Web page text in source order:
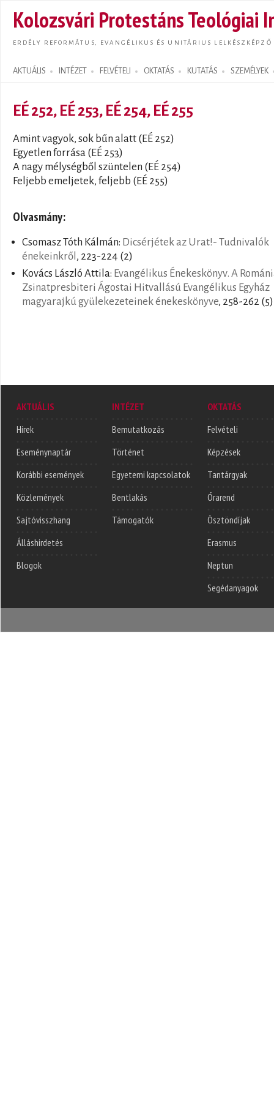
Kolozsvári Protestáns Teológiai
ERDÉLY REFORMÁTUS, EVANGÉLIKUS ÉS UNITÁRIUS LELKÉSZKÉPZŐ
AKTUÁLIS INTÉZET FELVÉTELI OKTATÁS KUTATÁS SZEMÉLYEK
Search form
EÉ 252, EÉ 253, EÉ 254, EÉ 255
Amint vagyok, sok bűn alatt (EÉ 252)
Egyetlen forrása (EÉ 253)
A nagy mélységből szüntelen (EÉ 254)
Feljebb emeljetek, feljebb (EÉ 255)
Olvasmány:
Csomasz Tóth Kálmán: Dicsérjétek az Urat!- Tudnivalók
énekeinkről , 223-224 (2)
Kovács László Attila: Evangélikus Énekeskönyv. A
Zsinatpresbiteri Ágostai Hitvallású Evangélikus Egyház
magyarajkú gyülekezeteinek énekeskönyve, 258-262 (5)
AKTUÁLIS
Hírek
Eseménynaptár
Korábbi események
Közlemények
Sajtóvisszhang
Álláshirdetés
Blogok
INTÉZET
Bemutatkozás
Történet
Egyetemi kapcsolatok
Bentlakás
Támogatók
OKTATÁS
Felvételi
Képzések
Tantárgyak
Órarend
Ösztöndíjak
Erasmus
Neptun
Segédanyagok